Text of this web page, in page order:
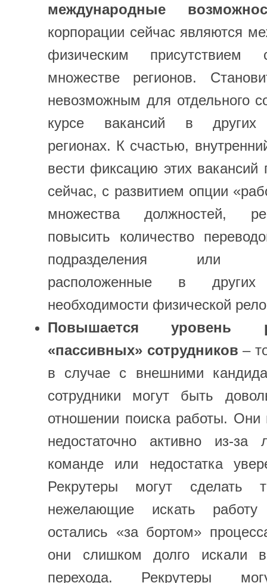
международные
корпорации сейчас являются
физическим присутствием
множестве регионов.
невозможным для отдельного
курсе вакансий в других
регионах. К счастью,
вести фиксацию этих
сейчас, с развитием опции
множества должностей,
повысить количество
подразделения или
расположенные в
необходимости физической
Повышается уровень
«пассивных» сотрудников –
в случае с внешними
сотрудники могут быть
отношении поиска работы. Они
недостаточно активно из-за
команде или недостатка
Рекрутеры могут сделать
нежелающие искать работу
остались «за бортом»
они слишком долго искали
перехода. Рекрутеры